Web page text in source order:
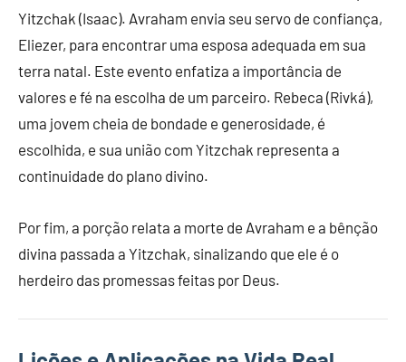
Yitzchak (Isaac). Avraham envia seu servo de confiança,
Eliezer, para encontrar uma esposa adequada em sua
terra natal. Este evento enfatiza a importância de
valores e fé na escolha de um parceiro. Rebeca (Rivká),
uma jovem cheia de bondade e generosidade, é
escolhida, e sua união com Yitzchak representa a
continuidade do plano divino.
Por fim, a porção relata a morte de Avraham e a bênção
divina passada a Yitzchak, sinalizando que ele é o
herdeiro das promessas feitas por Deus.